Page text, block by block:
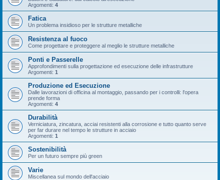
Argomenti: 4
Fatica
Un problema insidioso per le strutture metalliche
Resistenza al fuoco
Come progettare e proteggere al meglio le strutture metalliche
Ponti e Passerelle
Approfondimenti sulla progettazione ed esecuzione delle infrastrutture
Argomenti: 1
Produzione ed Esecuzione
Dalle lavorazioni di officina al montaggio, passando per i controlli: l'opera
prende forma
Argomenti: 4
Durabilità
Verniciatura, zincatura, acciai resistenti alla corrosione e tutto quanto serve
per far durare nel tempo le strutture in acciaio
Argomenti: 1
Sostenibilità
Per un futuro sempre più green
Varie
Miscellanea sul mondo dell'acciaio